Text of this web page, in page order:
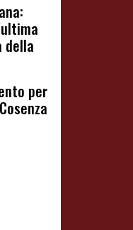
della
per